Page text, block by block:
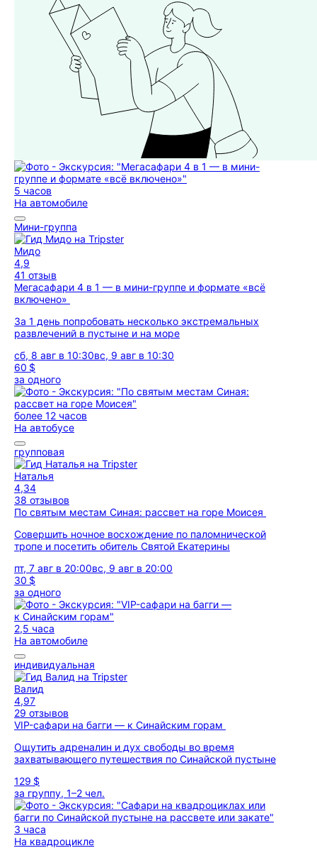
5 часов
На автомобиле
Мини-группа
Мидо
4,9
41 отзыв
Мегасафари 4 в 1 — в мини-группе и формате «всё
включено»
За 1 день попробовать несколько экстремальных
развлечений в пустыне и на море
сб, 8 авг в 10:30вс, 9 авг в 10:30
60 $
за одного
более 12 часов
На автобусе
групповая
Наталья
4,34
38 отзывов
По святым местам Синая: рассвет на горе Моисея
Совершить ночное восхождение по паломнической
тропе и посетить обитель Святой Екатерины
пт, 7 авг в 20:00вс, 9 авг в 20:00
30 $
за одного
2,5 часа
На автомобиле
индивидуальная
Валид
4,97
29 отзывов
VIP-сафари на багги — к Синайским горам
Ощутить адреналин и дух свободы во время
захватывающего путешествия по Синайской пустыне
129 $
за группу, 1–2 чел.
3 часа
На квадроцикле